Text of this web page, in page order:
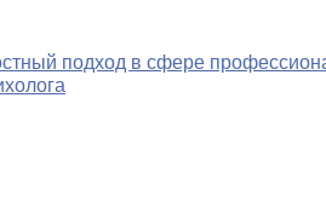
подход в сфере